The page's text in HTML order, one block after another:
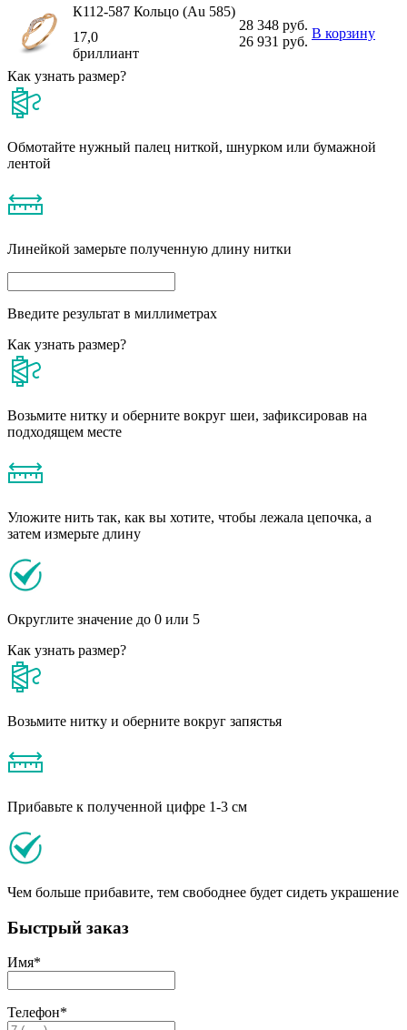
К112-587 Кольцо (Au 585)
28 348 руб.
26 931 руб.
В корзину
17,0
бриллиант
Как узнать размер?
Обмотайте нужный палец ниткой, шнурком или бумажной
лентой
Линейкой замерьте полученную длину нитки
Введите результат в миллиметрах
Как узнать размер?
Возьмите нитку и оберните вокруг шеи, зафиксировав на
подходящем месте
Уложите нить так, как вы хотите, чтобы лежала цепочка, а
затем измерьте длину
Округлите значение до 0 или 5
Как узнать размер?
Возьмите нитку и оберните вокруг запястья
Прибавьте к полученной цифре 1-3 см
Чем больше прибавите, тем свободнее будет сидеть украшение
Быстрый заказ
Имя*
Телефон*